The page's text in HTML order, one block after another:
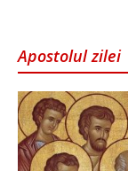
Apostolul zilei